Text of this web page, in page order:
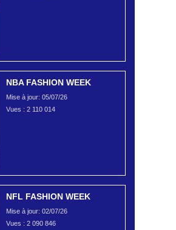
NBA FASHION WEEK
Mise à jour: 05/07/26
Vues : 2 110 014
NFL FASHION WEEK
Mise à jour: 02/07/26
Vues : 2 090 846